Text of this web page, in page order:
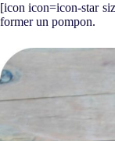
[icon icon=icon-star
former un pompon.